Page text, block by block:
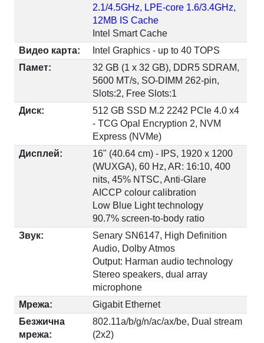
2.1/4.5GHz, LPE-core 1.6/3.4GHz,
12MB IS Cache
Intel Smart Cache
Видео карта:
Intel Graphics - up to 40 TOPS
Памет:
32 GB (1 x 32 GB), DDR5 SDRAM,
5600 MT/s, SO-DIMM 262-pin,
Slots:2, Free Slots:1
Диск:
512 GB SSD M.2 2242 PCIe 4.0 x4
- TCG Opal Encryption 2, NVM
Express (NVMe)
Дисплей:
16" (40.64 cm) - IPS, 1920 x 1200
(WUXGA), 60 Hz, AR: 16:10, 400
nits, 45% NTSC, Anti-Glare
AICCP colour calibration
Low Blue Light technology
90.7% screen-to-body ratio
Звук:
Senary SN6147, High Definition
Audio, Dolby Atmos
Output: Harman audio technology
Stereo speakers, dual array
microphone
Мрежа:
Gigabit Ethernet
Безжична
мрежа:
802.11a/b/g/n/ac/ax/be, Dual stream
(2x2)